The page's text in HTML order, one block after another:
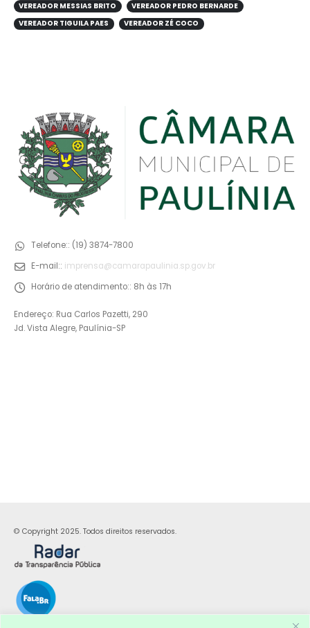
VEREADOR MESSIAS BRITO
VEREADOR PEDRO BERNARDE
VEREADOR TIGUILA PAES
VEREADOR ZÉ COCO
Telefone:: (19) 3874-7800
E-mail:: imprensa@camarapaulinia.sp.gov.br
Horário de atendimento:: 8h às 17h
Endereço: Rua Carlos Pazetti, 290
Jd. Vista Alegre, Paulínia-SP
© Copyright 2025. Todos direitos reservados.